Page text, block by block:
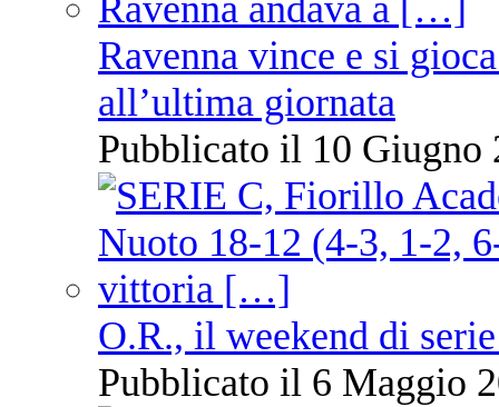
Ravenna vince e si
all’ultima giornata
Pubblicato il 10 Giugno
O.R., il weekend di
Pubblicato il 6 Maggio